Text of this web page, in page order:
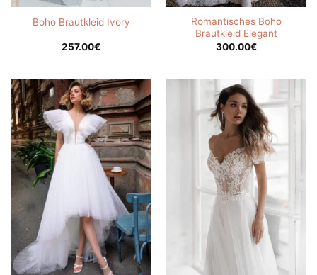
Boho Brautkleid Ivory
257.00€
Romantisches Boho
Brautkleid Elegant
300.00€